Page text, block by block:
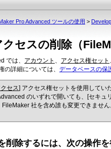
Pro Advanced ツールの使用 >
セスの削除（
では、 アカウント 、 アクセス権セット
詳細については、 データベースの保
セス] アクセス権セットを使用してい
のいずれで開いても、[セキュ
社を含め誰も変更できま
除するには、次の操作を